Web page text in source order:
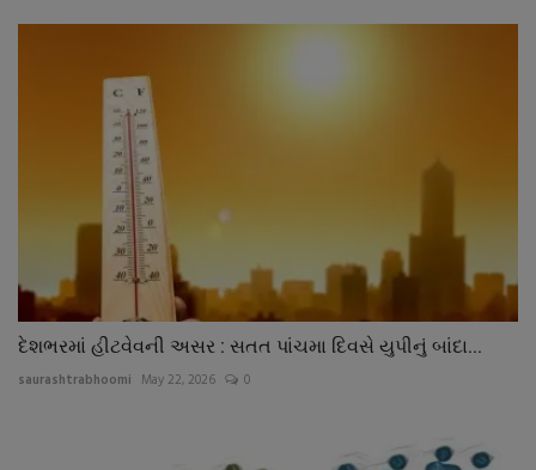
દેશભરમાં હીટવેવની અસર : સતત પાંચમા દિવસે યુપીનું બાંદા...
saurashtrabhoomi May 22, 2026 0